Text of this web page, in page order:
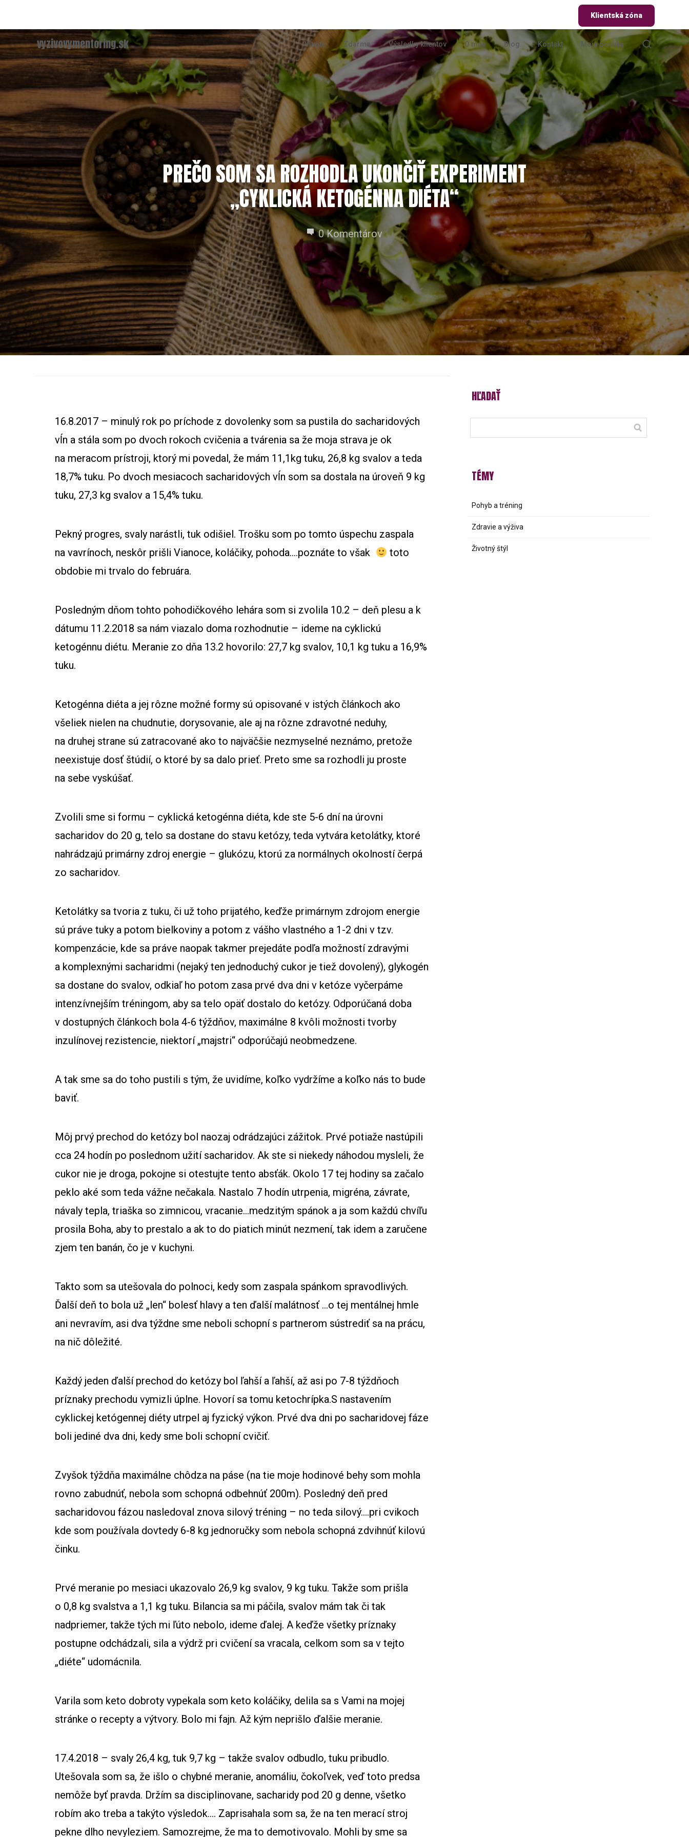
Klientská zóna
vyzivovymentoring.sk Vitajte Zdarma Výsledky klientov O mne Blog Kontakt Moja ponuka
PREČO SOM SA ROZHODLA UKONČIŤ EXPERIMENT
„CYKLICKÁ KETOGÉNNA DIÉTA“
0 Komentárov
16.8.2017 – minulý rok po príchode z dovolenky som sa pustila do sacharidových
vĺn a stála som po dvoch rokoch cvičenia a tvárenia sa že moja strava je ok
na meracom prístroji, ktorý mi povedal, že mám 11,1kg tuku, 26,8 kg svalov a teda
18,7% tuku. Po dvoch mesiacoch sacharidových vĺn som sa dostala na úroveň 9 kg
tuku, 27,3 kg svalov a 15,4% tuku.
Pekný progres, svaly narástli, tuk odišiel. Trošku som po tomto úspechu zaspala
na vavrínoch, neskôr prišli Vianoce, koláčiky, pohoda….poznáte to však
toto
obdobie mi trvalo do februára.
Posledným dňom tohto pohodičkového lehára som si zvolila 10.2 – deň plesu a k
dátumu 11.2.2018 sa nám viazalo doma rozhodnutie – ideme na cyklickú
ketogénnu diétu. Meranie zo dňa 13.2 hovorilo: 27,7 kg svalov, 10,1 kg tuku a 16,9%
tuku.
Ketogénna diéta a jej rôzne možné formy sú opisované v istých článkoch ako
všeliek nielen na chudnutie, dorysovanie, ale aj na rôzne zdravotné neduhy,
na druhej strane sú zatracované ako to najväčšie nezmyselné neznámo, pretože
neexistuje dosť štúdií, o ktoré by sa dalo prieť. Preto sme sa rozhodli ju proste
na sebe vyskúšať.
Zvolili sme si formu – cyklická ketogénna diéta, kde ste 5-6 dní na úrovni
sacharidov do 20 g, telo sa dostane do stavu ketózy, teda vytvára ketolátky, ktoré
nahrádzajú primárny zdroj energie – glukózu, ktorú za normálnych okolností čerpá
zo sacharidov.
Ketolátky sa tvoria z tuku, či už toho prijatého, keďže primárnym zdrojom energie
sú práve tuky a potom bielkoviny a potom z vášho vlastného a 1-2 dni v tzv.
kompenzácie, kde sa práve naopak takmer prejedáte podľa možností zdravými
a komplexnými sacharidmi (nejaký ten jednoduchý cukor je tiež dovolený), glykogén
sa dostane do svalov, odkiaľ ho potom zasa prvé dva dni v ketóze vyčerpáme
intenzívnejším tréningom, aby sa telo opäť dostalo do ketózy. Odporúčaná doba
v dostupných článkoch bola 4-6 týždňov, maximálne 8 kvôli možnosti tvorby
inzulínovej rezistencie, niektorí „majstri“ odporúčajú neobmedzene.
A tak sme sa do toho pustili s tým, že uvidíme, koľko vydržíme a koľko nás to bude
baviť.
Môj prvý prechod do ketózy bol naozaj odrádzajúci zážitok. Prvé potiaže nastúpili
cca 24 hodín po poslednom užití sacharidov. Ak ste si niekedy náhodou mysleli, že
cukor nie je droga, pokojne si otestujte tento absťák. Okolo 17 tej hodiny sa začalo
peklo aké som teda vážne nečakala. Nastalo 7 hodín utrpenia, migréna, závrate,
návaly tepla, triaška so zimnicou, vracanie…medzitým spánok a ja som každú chvíľu
prosila Boha, aby to prestalo a ak to do piatich minút nezmení, tak idem a zaručene
zjem ten banán, čo je v kuchyni.
Takto som sa utešovala do polnoci, kedy som zaspala spánkom spravodlivých.
Ďalší deň to bola už „len“ bolesť hlavy a ten ďalší malátnosť …o tej mentálnej hmle
ani nevravím, asi dva týždne sme neboli schopní s partnerom sústrediť sa na prácu,
na nič dôležité.
Každý jeden ďalší prechod do ketózy bol ľahší a ľahší, až asi po 7-8 týždňoch
príznaky prechodu vymizli úplne. Hovorí sa tomu ketochrípka.S nastavením
cyklickej ketógennej diéty utrpel aj fyzický výkon. Prvé dva dni po sacharidovej fáze
boli jediné dva dni, kedy sme boli schopní cvičiť.
Zvyšok týždňa maximálne chôdza na páse (na tie moje hodinové behy som mohla
rovno zabudnúť, nebola som schopná odbehnúť 200m). Posledný deň pred
sacharidovou fázou nasledoval znova silový tréning – no teda silový….pri cvikoch
kde som používala dovtedy 6-8 kg jednoručky som nebola schopná zdvihnúť kilovú
činku.
Prvé meranie po mesiaci ukazovalo 26,9 kg svalov, 9 kg tuku. Takže som prišla
o 0,8 kg svalstva a 1,1 kg tuku. Bilancia sa mi páčila, svalov mám tak či tak
nadpriemer, takže tých mi ľúto nebolo, ideme ďalej. A keďže všetky príznaky
postupne odchádzali, sila a výdrž pri cvičení sa vracala, celkom som sa v tejto
„diéte“ udomácnila.
Varila som keto dobroty vypekala som keto koláčiky, delila sa s Vami na mojej
stránke o recepty a výtvory. Bolo mi fajn. Až kým neprišlo ďalšie meranie.
17.4.2018 – svaly 26,4 kg, tuk 9,7 kg – takže svalov odbudlo, tuku pribudlo.
Utešovala som sa, že išlo o chybné meranie, anomáliu, čokoľvek, veď toto predsa
nemôže byť pravda. Držím sa disciplinovane, sacharidy pod 20 g denne, všetko
robím ako treba a takýto výsledok…. Zaprisahala som sa, že na ten merací stroj
pekne dlho nevyleziem. Samozrejme, že ma to demotivovalo. Mohli by sme sa
HĽADAŤ
TÉMY
Pohyb a tréning
Zdravie a výživa
Životný štýl